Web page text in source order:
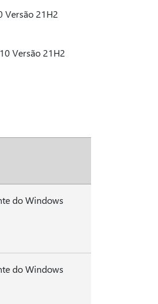
Versão 21H2
Versão 21H2
do Windows
do Windows